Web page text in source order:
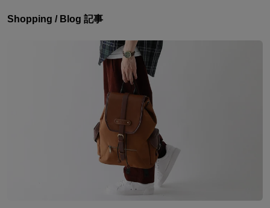
Shopping / Blog 記事